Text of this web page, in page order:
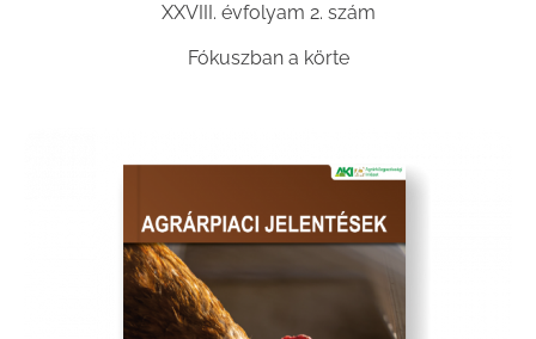
XXVIII. évfolyam 2. szám
Fókuszban a körte